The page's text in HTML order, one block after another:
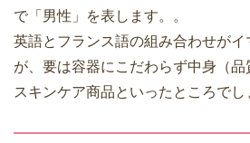
で「男性」を表します。。
英語とフランス語の組み合わせが
が、要は容器にこだわらず中身（
スキンケア商品といったところでし